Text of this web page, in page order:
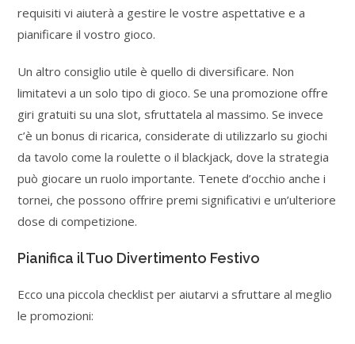
requisiti vi aiuterà a gestire le vostre aspettative e a
pianificare il vostro gioco.
Un altro consiglio utile è quello di diversificare. Non
limitatevi a un solo tipo di gioco. Se una promozione offre
giri gratuiti su una slot, sfruttatela al massimo. Se invece
c’è un bonus di ricarica, considerate di utilizzarlo su giochi
da tavolo come la roulette o il blackjack, dove la strategia
può giocare un ruolo importante. Tenete d’occhio anche i
tornei, che possono offrire premi significativi e un’ulteriore
dose di competizione.
Pianifica il Tuo Divertimento Festivo
Ecco una piccola checklist per aiutarvi a sfruttare al meglio
le promozioni: